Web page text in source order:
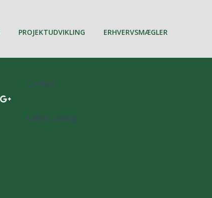
PROJEKTUDVIKLING ERHVERVSMÆGLER
Contact
Latest Listing